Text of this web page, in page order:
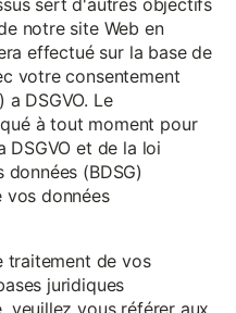
notre site Web en
effectué sur la base de
votre consentement
DSGVO. Le
à tout moment pour
DSGVO et de la loi
(BDSG)
vos données
traitement de vos
juridiques
veuillez vous référer aux